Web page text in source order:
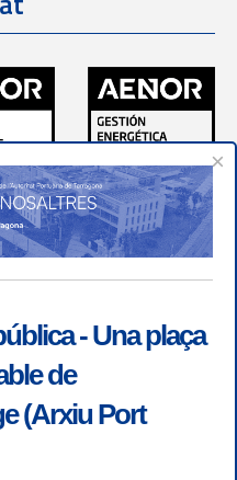
×
- Una plaça
de
(Arxiu Port